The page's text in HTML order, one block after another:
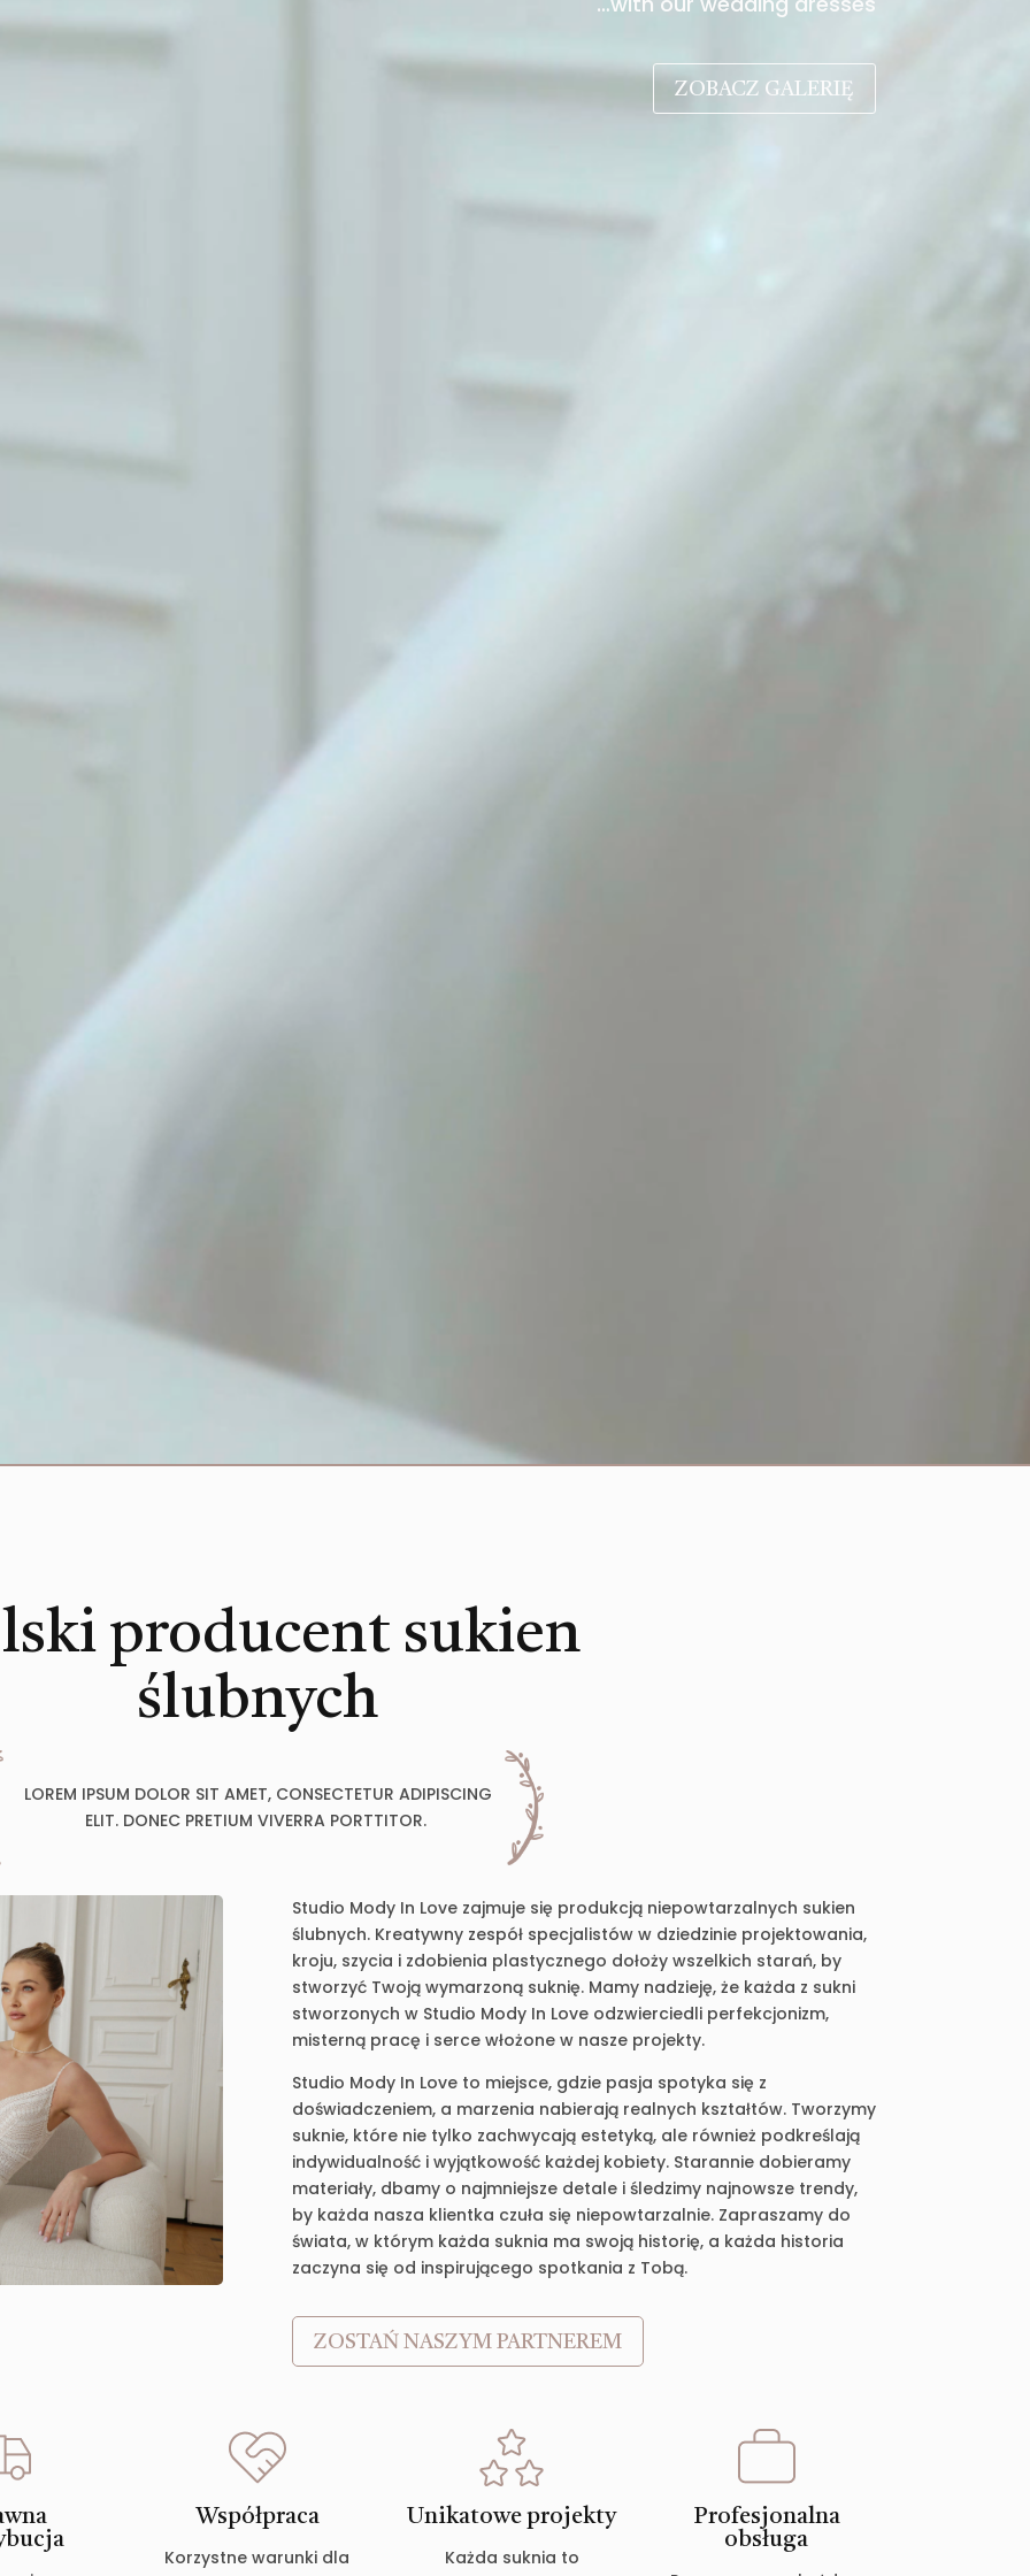
ZOBACZ GALERIĘ
producent sukien
ślubnych
LOREM IPSUM DOLOR SIT AMET, CONSECTETUR ADIPISCING
ELIT. DONEC PRETIUM VIVERRA PORTTITOR.
Studio Mody In Love zajmuje się produkcją niepowtarzalnych sukien
ślubnych. Kreatywny zespół specjalistów w dziedzinie projektowania,
kroju, szycia i zdobienia plastycznego dołoży wszelkich starań, by
stworzyć Twoją wymarzoną suknię. Mamy nadzieję, że każda z sukni
stworzonych w Studio Mody In Love odzwierciedli perfekcjonizm,
misterną pracę i serce włożone w nasze projekty.
Studio Mody In Love to miejsce, gdzie pasja spotyka się z
doświadczeniem, a marzenia nabierają realnych kształtów. Tworzymy
suknie, które nie tylko zachwycają estetyką, ale również podkreślają
indywidualność i wyjątkowość każdej kobiety. Starannie dobieramy
materiały, dbamy o najmniejsze detale i śledzimy najnowsze trendy,
by każda nasza klientka czuła się niepowtarzalnie. Zapraszamy do
świata, w którym każda suknia ma swoją historię, a każda historia
zaczyna się od inspirującego spotkania z Tobą.
ZOSTAŃ NASZYM PARTNEREM
Współpraca
Korzystne warunki dla
Unikatowe projekty
Każda suknia to
Profesjonalna
obsługa